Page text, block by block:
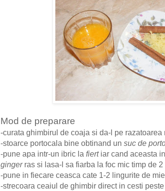
Mod de preparare
-curata ghimbirul de coaja si da-l pe razatoarea
-stoarce portocala bine obtinand un suc de
-pune apa intr-un ibric la fiertiar cand aceasta
gingerras si lasa-l sa fiarba la foc mic timp de 2
-pune in fiecare ceasca cate 1-2 lingurite de
-strecoara ceaiul de ghimbir direct in cesti